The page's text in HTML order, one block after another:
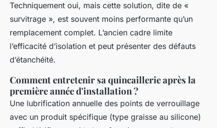
Techniquement oui, mais cette solution, dite de «
survitrage », est souvent moins performante qu’un
remplacement complet. L’ancien cadre limite
l’efficacité d’isolation et peut présenter des défauts
d’étanchéité.
Comment entretenir sa quincaillerie après la
première année d'installation ?
Une lubrification annuelle des points de verrouillage
avec un produit spécifique (type graisse au silicone)